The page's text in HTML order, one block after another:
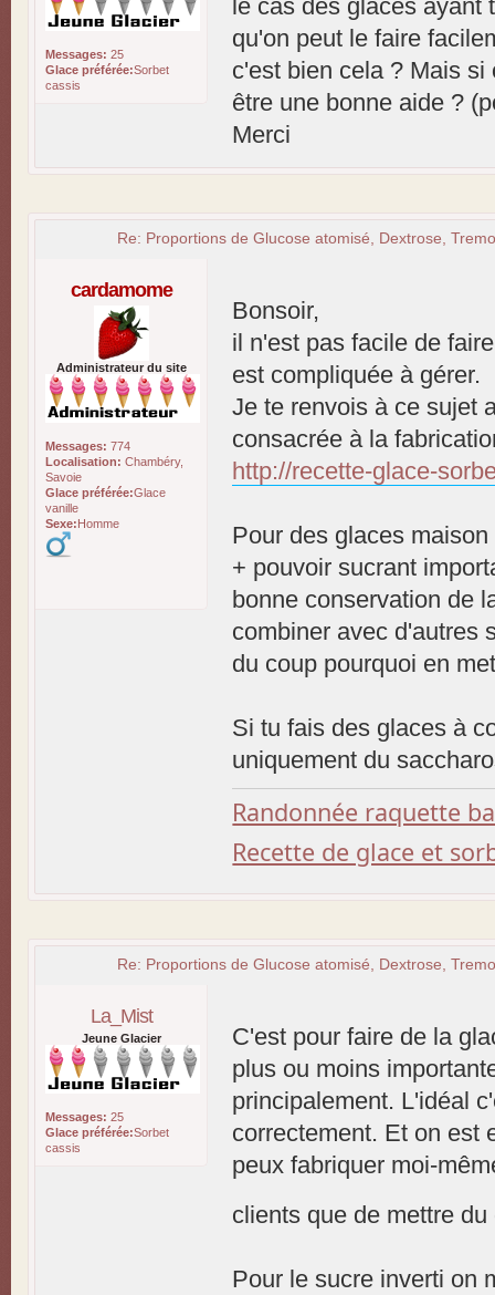
Messages: 25
Glace préférée:Sorbet
cassis
le cas des glaces
qu'on peut le faire
c'est bien cela ? Mais
être une bonne aide ?
Merci
Re: Proportions de Glucose atomisé, Dextrose,
cardamome
Administrateur du site
Messages: 774
Localisation: Chambéry,
Savoie
Glace préférée:Glace
vanille
Sexe: Homme
Bonsoir,
il n'est pas facile de
est compliquée à gérer.
Je te renvois à ce sujet
consacrée à la
http://recette-glace-
Pour des glaces
+ pouvoir sucrant
bonne conservation de
combiner avec d'autres
du coup pourquoi en
Si tu fais des glaces à
uniquement du
Randonnée raquette
Recette de glace et
Re: Proportions de Glucose atomisé, Dextrose,
La_Mist
Jeune Glacier
Messages: 25
Glace préférée:Sorbet
cassis
C'est pour faire de la
plus ou moins
principalement. L'idéal
correctement. Et on est
peux fabriquer moi-
clients que de mettre
Pour le sucre inverti on